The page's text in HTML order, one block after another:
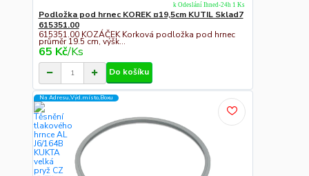
Podložka pod hrnec KOREK ¤19,5cm KUTIL Sklad7
615351.00
615351.00 KOZÁČEK Korková podložka pod hrnec
průměr 19.5 cm, výšk...
65 Kč/Ks
k Odeslání Ihned-24h 1 Ks
Do košíku
Na Adresu,Výd.místo,Boxu